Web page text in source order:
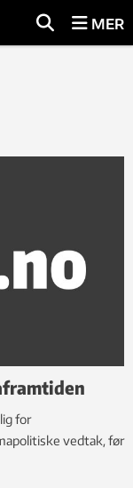
MER
for
vedtak, før